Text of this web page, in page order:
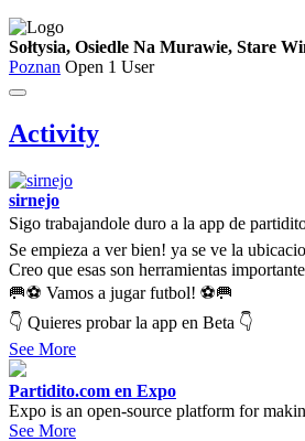
Sołtysia, Osiedle Na Murawie, Stare
Poznan Open 1 User
Activity
sirnejo
Sigo trabajandole duro a la app de
Se empieza a ver bien! ya se ve la
Creo que esas son herramientas
🥅⚽ Vamos a jugar futbol! ⚽🥅
👇 Quieres probar la app en Beta 👇
See More
Partidito.com en Expo
Expo is an open-source platform for
See More